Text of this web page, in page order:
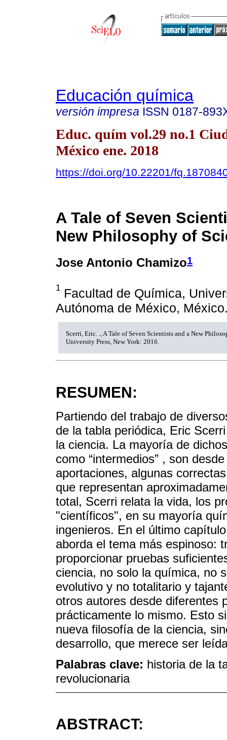
Educación química
versión impresa ISSN 0187-
Educ. quím vol.29 no.1
México ene. 2018
https://doi.org/10.22201/
A Tale of Seven
New Philosophy of
Jose Antonio Chamizo1
1 Facultad de Química,
Autónoma de México,
Scerri, Eric. ., A Tale of Seven Scientists and a New
University Press, New York: 2016.
RESUMEN:
Partiendo del trabajo de
de la tabla periódica, Eric
la ciencia. La mayoría de
como “intermedios” , son
aportaciones, algunas
que representan
total, Scerri relata la vida, los
"científicos", en su mayoría
ingenieros. En el último
aborda el tema más espinoso:
proporcionar pruebas
ciencia, no solo la química, no
evolutivo y no totalitario y
otros autores desde diferentes
prácticamente lo mismo. Esto
nueva filosofía de la ciencia,
desarrollo, que merece ser
Palabras clave: historia de la
revolucionaria
ABSTRACT: